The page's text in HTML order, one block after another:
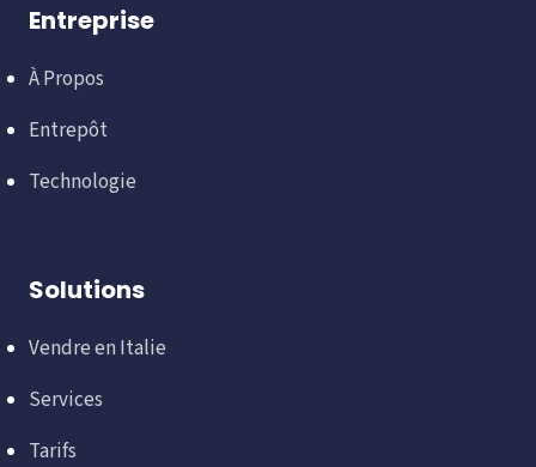
Entreprise
À Propos
Entrepôt
Technologie
Solutions
Vendre en Italie
Services
Tarifs